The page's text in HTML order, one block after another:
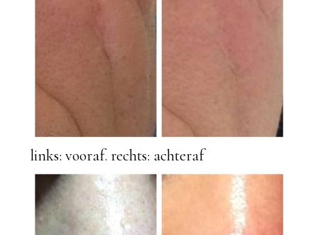
links: vooraf. rechts: achteraf